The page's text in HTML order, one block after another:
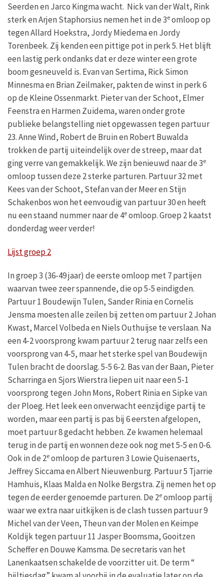
Seerden en Jarco Kingma wacht. Nick van der Walt, Rink
sterk en Arjen Staphorsius nemen het in de 3e omloop op
tegen Allard Hoekstra, Jordy Miedema en Jordy
Torenbeek. Zij kenden een pittige pot in perk 5. Het blijft
een lastig perk ondanks dat er deze winter een grote
boom gesneuveld is. Evan van Sertima, Rick Simon
Minnesma en Brian Zeilmaker, pakten de winst in perk 6
op de Kleine Ossenmarkt. Pieter van der Schoot, Elmer
Feenstra en Harmen Zuidema, waren onder grote
publieke belangstelling niet opgewassen tegen partuur
23. Anne Wind, Robert de Bruin en Robert Buwalda
trokken de partij uiteindelijk over de streep, maar dat
ging verre van gemakkelijk. We zijn benieuwd naar de 3e
omloop tussen deze 2 sterke parturen. Partuur 32 met
Kees van der Schoot, Stefan van der Meer en Stijn
Schakenbos won het eenvoudig van partuur 30 en heeft
nu een staand nummer naar de 4e omloop. Groep 2 kaatst
donderdag weer verder!
Lijst groep 2
In groep 3 (36-49 jaar) de eerste omloop met 7 partijen
waarvan twee zeer spannende, die op 5-5 eindigden.
Partuur 1 Boudewijn Tulen, Sander Rinia en Cornelis
Jensma moesten alle zeilen bij zetten om partuur 2 Johan
Kwast, Marcel Volbeda en Niels Outhuijse te verslaan. Na
een 4-2 voorsprong kwam partuur 2 terug naar zelfs een
voorsprong van 4-5, maar het sterke spel van Boudewijn
Tulen bracht de doorslag. 5-5 6-2. Bas van der Baan, Pieter
Scharringa en Sjors Wierstra liepen uit naar een 5-1
voorsprong tegen John Mons, Robert Rinia en Sipke van
der Ploeg. Het leek een onverwacht eenzijdige partij te
worden, maar een partij is pas bij 6 eersten afgelopen,
moet partuur 8 gedacht hebben. Ze kwamen helemaal
terug in de partij en wonnen deze ook nog met 5-5 en 0-6.
Ook in de 2e omloop de parturen 3 Lowie Quisenaerts,
Jeffrey Siccama en Albert Nieuwenburg. Partuur 5 Tjarrie
Hamhuis, Klaas Malda en Nolke Bergstra. Zij nemen het op
tegen de eerder genoemde parturen. De 2e omloop partij
waar we extra naar uitkijken is de clash tussen partuur 9
Michel van der Veen, Theun van der Molen en Keimpe
Koldijk tegen partuur 11 Jasper Boomsma, Gooitzen
Scheffer en Douwe Kamsma. De secretaris van het
Lanenkaatsen schakelde de voorzitter uit. De term “